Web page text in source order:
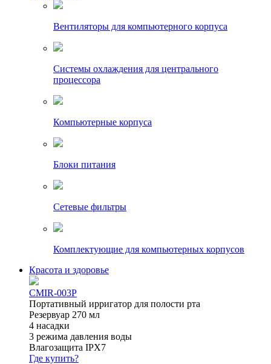
Вентиляторы для компьютерного корпуса
Системы охлаждения для центрального
процессора
Компьютерные корпуса
Блоки питания
Сетевые фильтры
Комплектующие для компьютерных корпусов
Красота и здоровье
CMIR-003P
Портативный ирригатор для полости рта
Резервуар 270 мл
4 насадки
3 режима давления воды
Влагозащита IPX7
Где купить?